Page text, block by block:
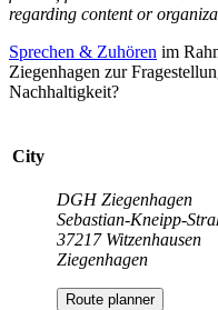
regarding content or
Sprechen & Zuhören im
Ziegenhagen zur
Nachhaltigkeit?
City
DGH Ziegenhagen
Sebastian-Kneipp-
37217 Witzenhausen
Ziegenhagen
Route planner